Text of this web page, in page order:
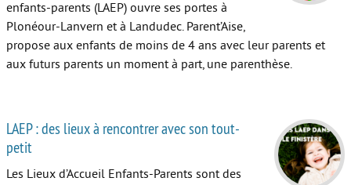
enfants-parents (LAEP) ouvre ses portes à
Plonéour-Lanvern et à Landudec. Parent’Aise,
propose aux enfants de moins de 4 ans avec leur parents et
aux futurs parents un moment à part, une parenthèse.
LAEP : des lieux à rencontrer avec son tout-
petit
Les Lieux d’Accueil Enfants-Parents sont des